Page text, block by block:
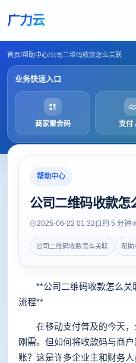
广力云
首页/帮助中心/公司二维码收款怎么关联
业务快速入口
商家聚合码 支付
帮助中心
公司二维码收款怎
2025-06-22 01:32 约 5 分钟
公司二维码收款怎么关联 帮助
**公司二维码收款怎么关
流程**
在移动支付普及的今天，
刚需。但如何将收款码与商
账？这是许多企业主和财务